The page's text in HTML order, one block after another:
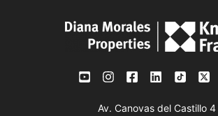
Av. Canovas del Castillo 4